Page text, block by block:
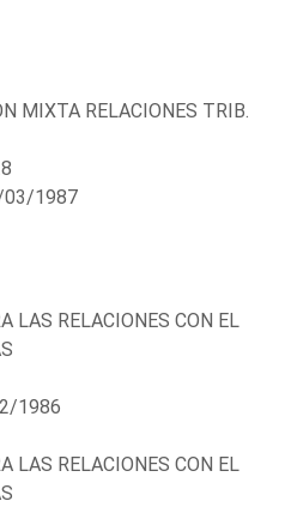
MIXTA RELACIONES TRIB.
03/1987
LAS RELACIONES CON EL
1986
LAS RELACIONES CON EL